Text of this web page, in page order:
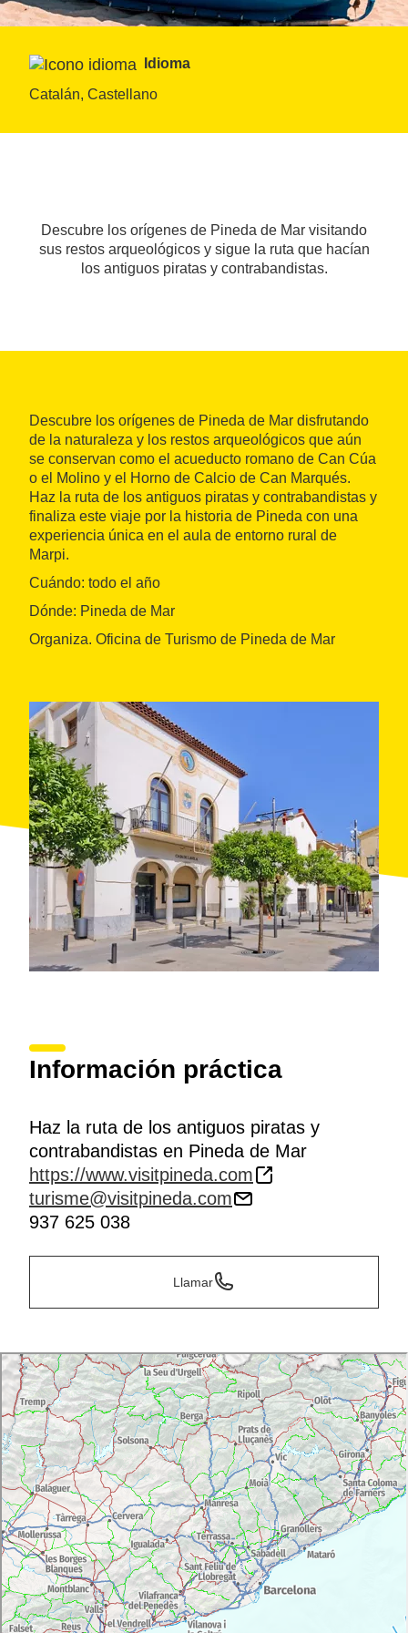
Idioma
Catalán, Castellano
Descubre los orígenes de Pineda de Mar visitando
sus restos arqueológicos y sigue la ruta que hacían
los antiguos piratas y contrabandistas.
Descubre los orígenes de Pineda de Mar disfrutando
de la naturaleza y los restos arqueológicos que aún
se conservan como el acueducto romano de Can Cúa
o el Molino y el Horno de Calcio de Can Marqués.
Haz la ruta de los antiguos piratas y contrabandistas y
finaliza este viaje por la historia de Pineda con una
experiencia única en el aula de entorno rural de
Marpi.
Cuándo: todo el año
Dónde: Pineda de Mar
Organiza. Oficina de Turismo de Pineda de Mar
Información práctica
Haz la ruta de los antiguos piratas y
contrabandistas en Pineda de Mar
https://www.visitpineda.com
turisme@visitpineda.com
937 625 038
Llamar